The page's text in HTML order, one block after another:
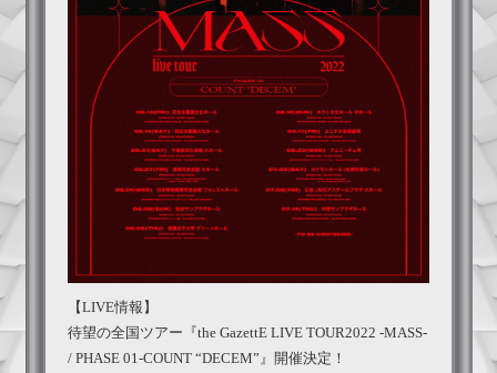
【LIVE情報】
待望の全国ツアー『the GazettE LIVE TOUR2022 -MASS-
/ PHASE 01-COUNT “DECEM”』開催決定！